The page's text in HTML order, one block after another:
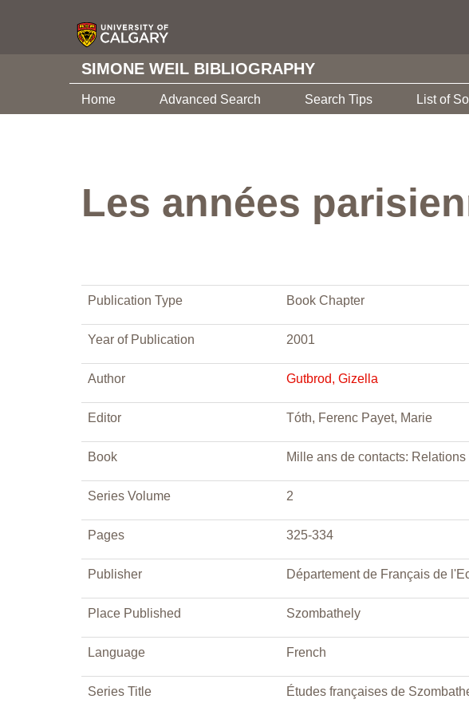
SIMONE WEIL BIBLIOGRAPHY
Home Advanced Search Search Tips List of
Les années
Publication Type Book Chapter
Year of Publication 2001
Author Gutbrod, Gizella
Editor Tóth, Ferenc Payet, Marie
Book Mille ans de contacts:
Series Volume 2
Pages 325-334
Publisher Département de Français de
Place Published Szombathely
Language French
Series Title Études françaises de